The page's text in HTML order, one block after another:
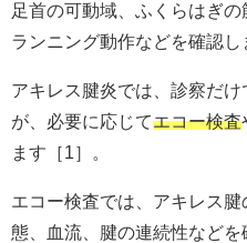
足首の可動域、ふくらはぎの
ランニング動作などを確認し
アキレス腱炎では、診察だ
が、必要に応じてエコー検査
ます［1］。
エコー検査では、アキレス
態、血流、腱の連続性などを